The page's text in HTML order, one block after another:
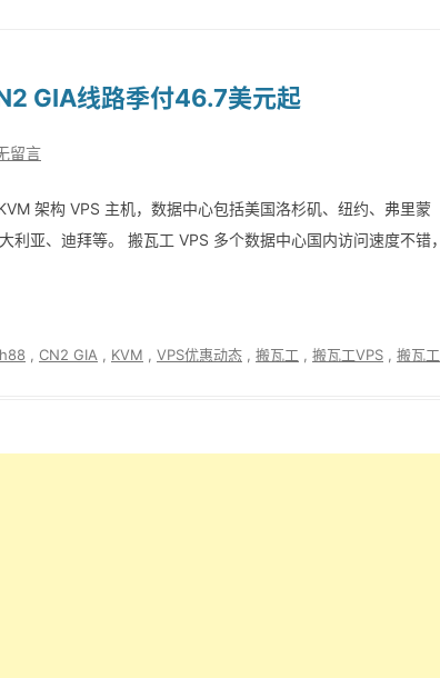
GIA线路季付46.7美元起
留言
架构 VPS 主机，数据中心包括美国洛杉矶、纽约、弗里蒙
亚、迪拜等。 搬瓦工 VPS 多个数据中心国内访问速度不错，
CN2 GIA KVM VPS优惠动态 搬瓦工 搬瓦工VPS 搬瓦工优惠码